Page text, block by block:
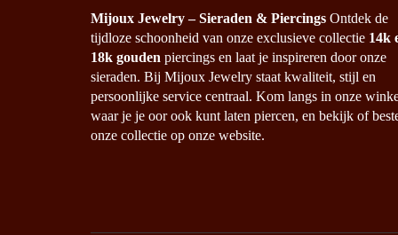
Mijoux Jewelry – Sieraden & Piercings Ontdek de
tijdloze schoonheid van onze exclusieve collectie 14k
18k gouden piercings en laat je inspireren door onze
sieraden. Bij Mijoux Jewelry staat kwaliteit, stijl en
persoonlijke service centraal. Kom langs in onze
waar je je oor ook kunt laten piercen, en bekijk of
onze collectie op onze website.